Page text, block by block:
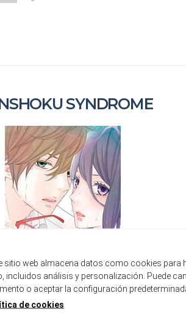
SYNDROME
SHINSHOKU SYNDROME
sitio web almacena datos como cookies para
incluidos análisis y personalización. Puede
o aceptar la configuración
de cookies